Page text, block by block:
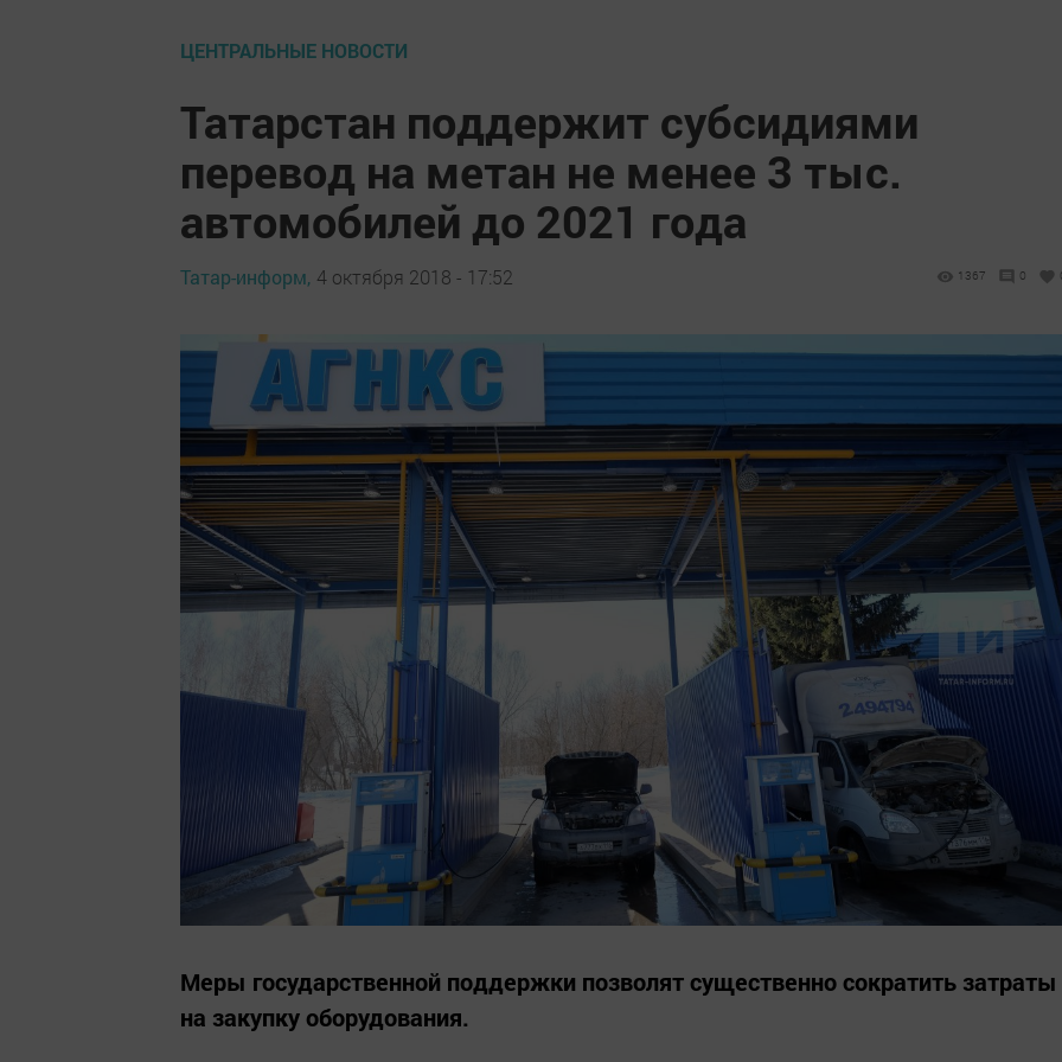
ЦЕНТРАЛЬНЫЕ НОВОСТИ
Татарстан поддержит субсидиями
перевод на метан не менее 3 тыс.
автомобилей до 2021 года
Татар-информ, 4 октября 2018 - 17:52 1367 0
Меры государственной поддержки позволят существенно сократить затраты
на закупку оборудования.